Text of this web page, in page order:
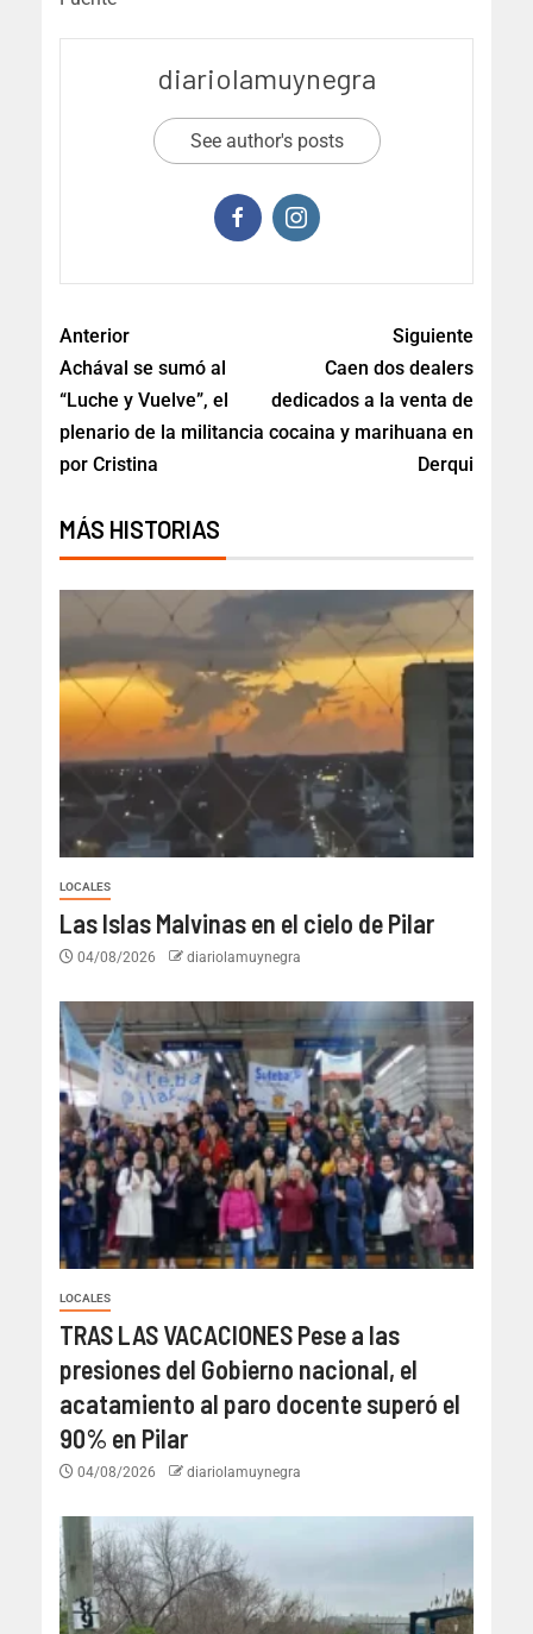
diariolamuynegra
See author's posts
Anterior
Achával se sumó al
“Luche y Vuelve”, el
plenario de la militancia
por Cristina
Siguiente
Caen dos dealers
dedicados a la venta de
cocaina y marihuana en
Derqui
MÁS HISTORIAS
LOCALES
Las Islas Malvinas en el cielo de Pilar
04/08/2026 diariolamuynegra
LOCALES
TRAS LAS VACACIONES Pese a las
presiones del Gobierno nacional, el
acatamiento al paro docente superó el
90% en Pilar
04/08/2026 diariolamuynegra